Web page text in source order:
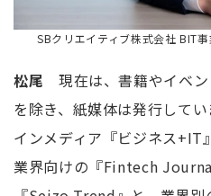
SBクリエイティブ株式会社 BIT
松尾 現在は、書籍やイベ
を除き、紙媒体は発行して
インメディア『ビジネス+IT
業界向けの『Fintech